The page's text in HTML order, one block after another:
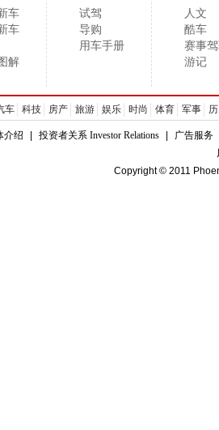
车
车
解
试驾
导购
用车手册
人文
酷车
赛事
游记
车 科技 房产 旅游 娱乐 时尚 体育 军事
介绍 投资者关系 Investor Relations
广告服务
Copyright © 2011